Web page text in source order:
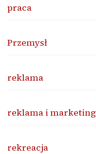
praca
Przemysł
reklama
reklama i marketing
rekreacja